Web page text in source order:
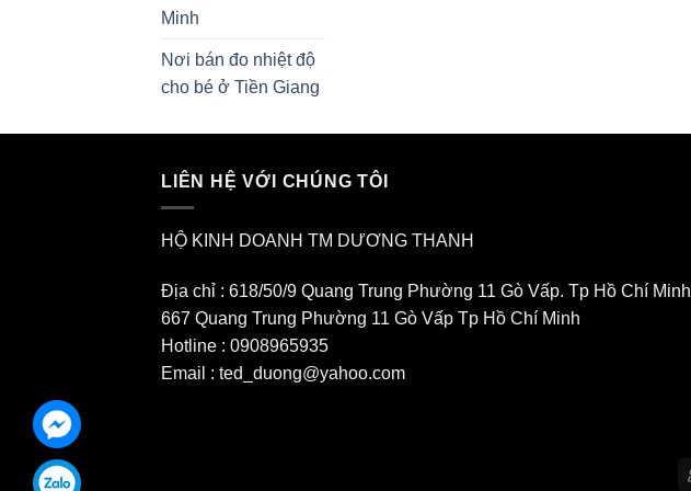
Minh
Nơi bán đo nhiệt độ
cho bé ở Tiền Giang
LIÊN HỆ VỚI CHÚNG TÔI
HỘ KINH DOANH TM DƯƠNG THANH
Địa chỉ : 618/50/9 Quang Trung Phường 11 Gò Vấp. Tp Hồ Chí Minh
667 Quang Trung Phường 11 Gò Vấp Tp Hồ Chí Minh
Hotline : 0908965935
Email : ted_duong@yahoo.com